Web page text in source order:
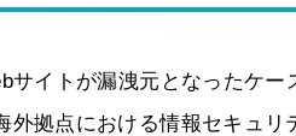
イトが漏洩元となったケー
拠点における情報セキュリ